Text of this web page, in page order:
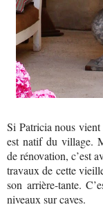
Si Patricia nous
est natif du village.
de rénovation, c’est
travaux de cette
son arrière-tante.
niveaux sur caves.